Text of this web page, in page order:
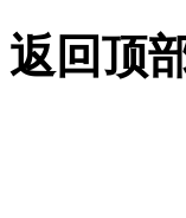
返回顶